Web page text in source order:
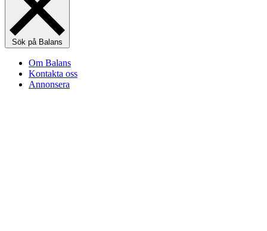
Sök på Balans
Om Balans
Kontakta oss
Annonsera